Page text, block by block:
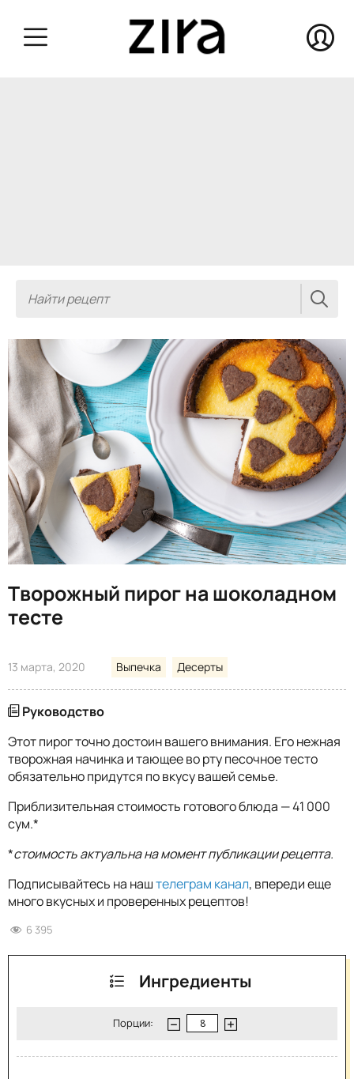
Творожный пирог на шоколадном
тесте
13 марта, 2020 Выпечка Десерты
Руководство
Этот пирог точно достоин вашего внимания. Его нежная
творожная начинка и тающее во рту песочное тесто
обязательно придутся по вкусу вашей семье.
Приблизительная стоимость готового блюда — 41 000
сум.*
*стоимость актуальна на момент публикации рецепта.
Подписывайтесь на наштелеграм канал, впереди еще
много вкусных и проверенных рецептов!
6 395
Ингредиенты
Порции: